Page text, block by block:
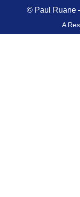
© Paul Ruane
A